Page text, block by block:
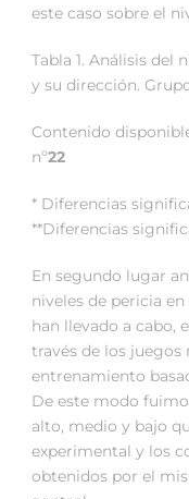
este caso sobre el
Tabla 1. Análisis del
y su dirección.
Contenido
nº22
* Diferencias
**Diferencias
En segundo lugar
niveles de pericia
han llevado a cabo,
través de los
entrenamiento
De este modo
alto, medio y bajo
experimental y los
obtenidos por el